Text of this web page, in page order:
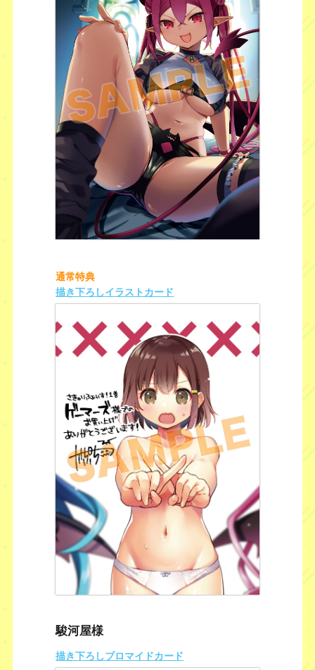
通常特典
描き下ろしイラストカード
駿河屋様
描き下ろしブロマイドカード